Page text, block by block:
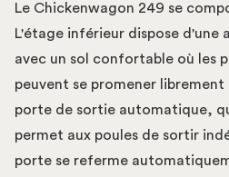
Le Chickenwagon 249 se
L'étage inférieur dispose
avec un sol confortable où les
peuvent se promener
porte de sortie automatique,
permet aux poules de sortir
porte se referme